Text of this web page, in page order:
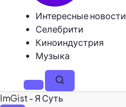
Интересные новости
Селебрити
Киноиндустрия
Музыка
МенюПоиск
ImGist - Я Суть